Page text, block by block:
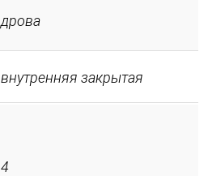
дрова
внутренняя закрытая
4